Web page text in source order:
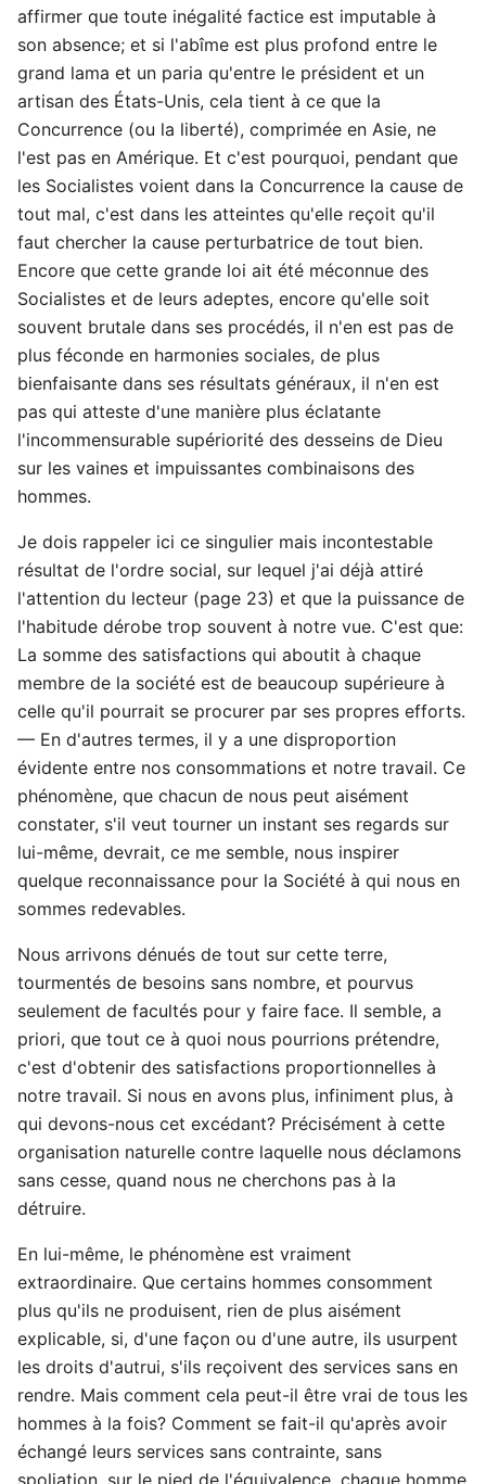
affirmer que toute inégalité factice est imputable à
son absence; et si l'abîme est plus profond entre le
grand lama et un paria qu'entre le président et un
artisan des États-Unis, cela tient à ce que la
Concurrence (ou la liberté), comprimée en Asie, ne
l'est pas en Amérique. Et c'est pourquoi, pendant que
les Socialistes voient dans la Concurrence la cause de
tout mal, c'est dans les atteintes qu'elle reçoit qu'il
faut chercher la cause perturbatrice de tout bien.
Encore que cette grande loi ait été méconnue des
Socialistes et de leurs adeptes, encore qu'elle soit
souvent brutale dans ses procédés, il n'en est pas de
plus féconde en harmonies sociales, de plus
bienfaisante dans ses résultats généraux, il n'en est
pas qui atteste d'une manière plus éclatante
l'incommensurable supériorité des desseins de Dieu
sur les vaines et impuissantes combinaisons des
hommes.
Je dois rappeler ici ce singulier mais incontestable
résultat de l'ordre social, sur lequel j'ai déjà attiré
l'attention du lecteur (page 23) et que la puissance de
l'habitude dérobe trop souvent à notre vue. C'est que:
La somme des satisfactions qui aboutit à chaque
membre de la société est de beaucoup supérieure à
celle qu'il pourrait se procurer par ses propres efforts.
— En d'autres termes, il y a une disproportion
évidente entre nos consommations et notre travail. Ce
phénomène, que chacun de nous peut aisément
constater, s'il veut tourner un instant ses regards sur
lui-même, devrait, ce me semble, nous inspirer
quelque reconnaissance pour la Société à qui nous en
sommes redevables.
Nous arrivons dénués de tout sur cette terre,
tourmentés de besoins sans nombre, et pourvus
seulement de facultés pour y faire face. Il semble, a
priori, que tout ce à quoi nous pourrions prétendre,
c'est d'obtenir des satisfactions proportionnelles à
notre travail. Si nous en avons plus, infiniment plus, à
qui devons-nous cet excédant? Précisément à cette
organisation naturelle contre laquelle nous déclamons
sans cesse, quand nous ne cherchons pas à la
détruire.
En lui-même, le phénomène est vraiment
extraordinaire. Que certains hommes consomment
plus qu'ils ne produisent, rien de plus aisément
explicable, si, d'une façon ou d'une autre, ils usurpent
les droits d'autrui, s'ils reçoivent des services sans en
rendre. Mais comment cela peut-il être vrai de tous les
hommes à la fois? Comment se fait-il qu'après avoir
échangé leurs services sans contrainte, sans
spoliation, sur le pied de l'équivalence, chaque homme